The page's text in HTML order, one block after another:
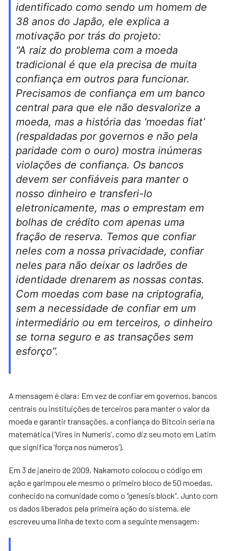
identificado como sendo um homem de
38 anos do Japão, ele explica a
motivação por trás do projeto:
“A raiz do problema com a moeda
tradicional é que ela precisa de muita
confiança em outros para funcionar.
Precisamos de confiança em um banco
central para que ele não desvalorize a
moeda, mas a história das ‘moedas fiat’
(respaldadas por governos e não pela
paridade com o ouro) mostra inúmeras
violações de confiança. Os bancos
devem ser confiáveis para manter o
nosso dinheiro e transferi-lo
eletronicamente, mas o emprestam em
bolhas de crédito com apenas uma
fração de reserva. Temos que confiar
neles com a nossa privacidade, confiar
neles para não deixar os ladrões de
identidade drenarem as nossas contas.
Com moedas com base na criptografia,
sem a necessidade de confiar em um
intermediário ou em terceiros, o dinheiro
se torna seguro e as transações sem
esforço”.
A mensagem é clara: Em vez de confiar em governos, bancos
centrais ou instituições de terceiros para manter o valor da
moeda e garantir transações, a confiança do Bitcoin seria na
matemática (‘Vires in Numeris’, como diz seu moto em Latim
que significa ‘força nos números’).
Em 3 de janeiro de 2009, Nakamoto colocou o código em
ação e garimpou ele mesmo o primeiro bloco de 50 moedas,
conhecido na comunidade como o “genesis block”. Junto com
os dados liberados pela primeira ação do sistema, ele
escreveu uma linha de texto com a seguinte mensagem: